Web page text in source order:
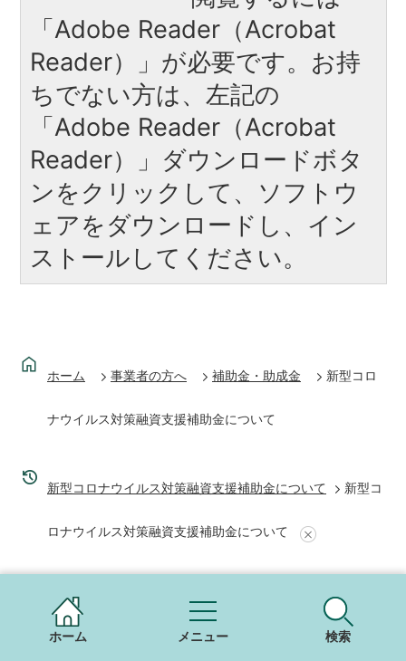
ホーム メニュー 検索
「Adobe Reader（Acrobat
Reader）」が必要です。お持
ちでない方は、左記の
「Adobe Reader（Acrobat
Reader）」ダウンロードボタ
ンをクリックして、ソフトウ
ェアをダウンロードし、イン
ストールしてください。
ホーム 事業者の方へ 補助金・助成金 新型コロ
ナウイルス対策融資支援補助金について
新型コロナウイルス対策融資支援補助金について 新型コ
ロナウイルス対策融資支援補助金について